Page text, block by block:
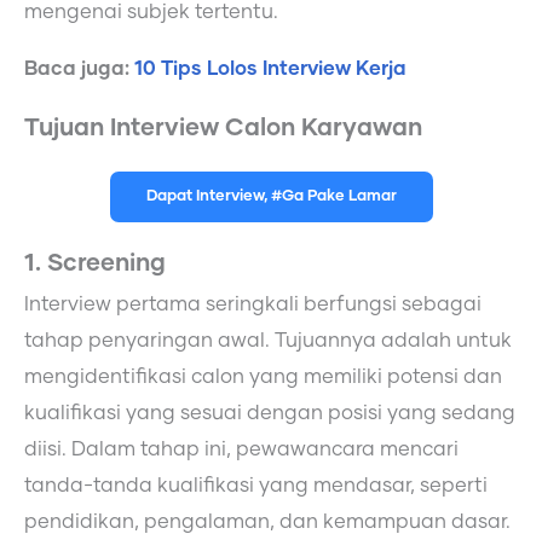
mengenai subjek tertentu.
Baca juga: 10 Tips Lolos Interview Kerja
Tujuan Interview Calon Karyawan
Dapat Interview, #Ga Pake Lamar
1. Screening
Interview pertama seringkali berfungsi sebagai
tahap penyaringan awal. Tujuannya adalah untuk
mengidentifikasi calon yang memiliki potensi dan
kualifikasi yang sesuai dengan posisi yang sedang
diisi. Dalam tahap ini, pewawancara mencari
tanda-tanda kualifikasi yang mendasar, seperti
pendidikan, pengalaman, dan kemampuan dasar.